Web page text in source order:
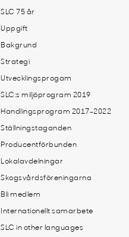
SLC 75 år
Uppgift
Bakgrund
Strategi
Utvecklingsprogam
SLC:s miljöprogram 2019
Handlingsprogram 2017-2022
Ställningstaganden
Producentförbunden
Lokalavdelningar
Skogsvårdsföreningarna
Bli medlem
Internationellt samarbete
SLC in other languages